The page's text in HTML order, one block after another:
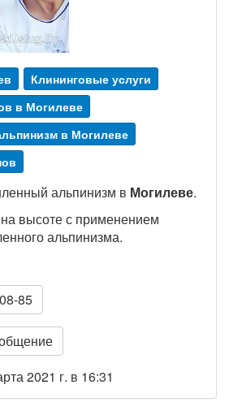
Клининговые услуги
в Могилеве
в Могилеве
альпинизм в Могилеве.
на высоте с применением
альпинизма.
85
2021 г. в 16:31